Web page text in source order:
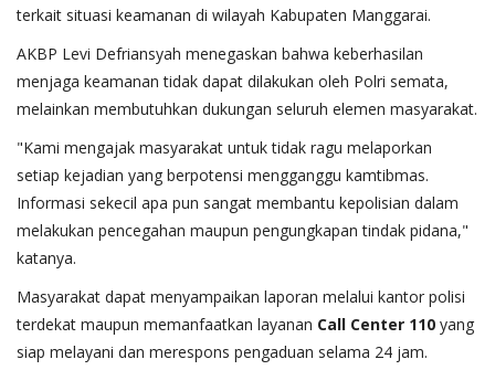
terkait situasi keamanan di wilayah Kabupaten Manggarai.
AKBP Levi Defriansyah menegaskan bahwa keberhasilan
menjaga keamanan tidak dapat dilakukan oleh Polri semata,
melainkan membutuhkan dukungan seluruh elemen masyarakat.
"Kami mengajak masyarakat untuk tidak ragu melaporkan
setiap kejadian yang berpotensi mengganggu kamtibmas.
Informasi sekecil apa pun sangat membantu kepolisian dalam
melakukan pencegahan maupun pengungkapan tindak pidana,"
katanya.
Masyarakat dapat menyampaikan laporan melalui kantor polisi
terdekat maupun memanfaatkan layanan Call Center 110 yang
siap melayani dan merespons pengaduan selama 24 jam.